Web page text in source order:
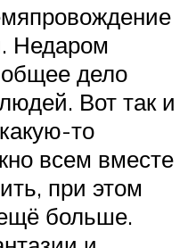
Недаром
общее дело
Вот так и
то
всем вместе
при этом
больше.